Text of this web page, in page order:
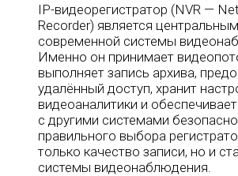
IP-видеорегистратор (NVR —
Recorder) является
современной системы
Именно он принимает
выполняет запись архива,
удалённый доступ, хранит
видеоаналитики и
с другими системами
правильного выбора
только качество записи, но и
системы видеонаблюдения.